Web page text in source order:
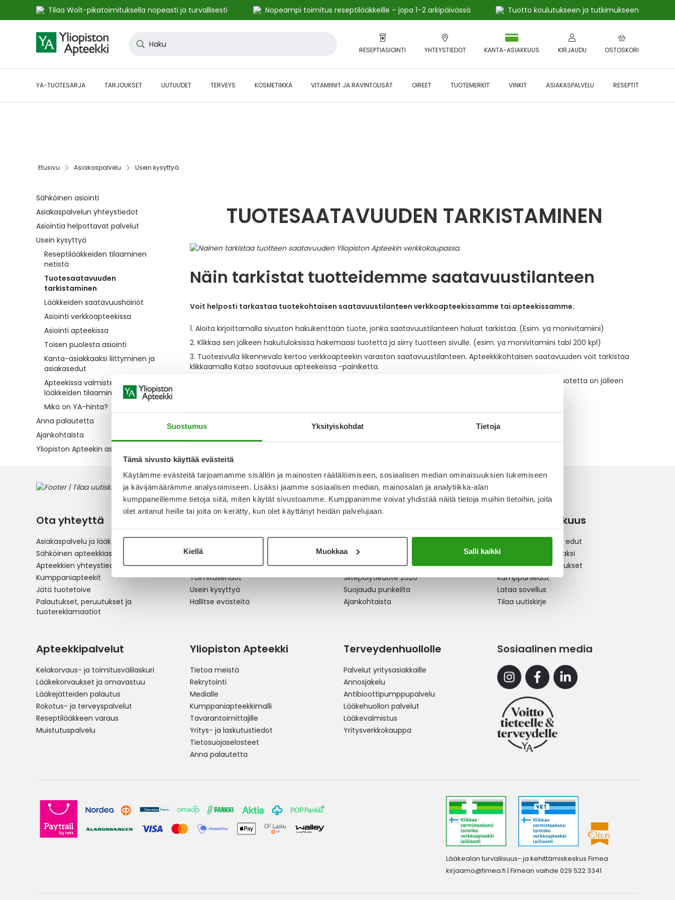
Suostumus Yksityiskohdat Tietoja
Tämä sivusto käyttää evästeitä
Käytämme evästeitä tarjoamamme sisällön ja mainosten räätälöimiseen, sosiaalisen median ominaisuuksien tukemiseen
ja kävijämäärämme analysoimiseen. Lisäksi jaamme sosiaalisen median, mainosalan ja analytiikka-alan
kumppaneillemme tietoja siitä, miten käytät sivustoamme. Kumppanimme voivat yhdistää näitä tietoja muihin tietoihin, joita
olet antanut heille tai joita on kerätty, kun olet käyttänyt heidän palvelujaan.
Kiellä Muokkaa Salli kaikki
Tilaa Wolt-pikatoimituksella nopeasti ja turvallisesti Nopeampi toimitus reseptilääkkeille – jopa 1–2 arkipäivässä
Tuotto koulutukseen ja tutkimukseen
to
Content
RESEPTIASIOINTI YHTEYSTIEDOT OSTOSKORI
KANTA-ASIAKKUUS KIRJAUDU
YA-TUOTESARJA TARJOUKSET UUTUUDET TERVEYS KOSMETIIKKA VITAMIINIT JA RAVINTOLISÄT OIREET TUOTEMERKIT VINKIT ASIAKASPALVELU RESEPTIT
Etusivu Asiakaspalvelu Usein kysyttyä
Sähköinen asiointi
Asiakaspalvelun yhteystiedot
Asiointia helpottavat palvelut
Usein kysyttyä
Reseptilääkkeiden tilaaminen
netistä
Tuotesaatavuuden
tarkistaminen
Lääkkeiden saatavuushäiriöt
Asiointi verkkoapteekissa
Asiointi apteekissa
Toisen puolesta asiointi
Kanta-asiakkaaksi liittyminen ja
asiakasedut
Apteekissa valmistettavien
lääkkeiden tilaaminen
Mikä on YA-hinta?
Anna palautetta
Ajankohtaista
Yliopiston Apteekin asiantuntijat
TUOTESAATAVUUDEN TARKISTAMINEN
Näin tarkistat tuotteidemme saatavuustilanteen
Voit helposti tarkastaa tuotekohtaisen saatavuustilanteen verkkoapteekissamme tai apteekissamme.
Aloita kirjoittamalla sivuston hakukenttään tuote, jonka saatavuustilanteen haluat tarkistaa. (Esim. ya monivitamiini)
Klikkaa sen jälkeen hakutuloksissa hakemaasi tuotetta ja siirry tuotteen sivulle. (esim. ya monivitamiini tabl 200 kpl)
Tuotesivulla liikennevalo kertoo verkkoapteekin varaston saatavuustilanteen. Apteekkikohtaisen saatavuuden voit tarkistaa
klikkaamalla Katso saatavuus apteekeissa -painiketta.
Mikäli tuote on verkkoapteekistamme loppu, voit tilata sähköpostiisi ilmoituksen. Saat ilmoituksen, kun tuotetta on jälleen
Tiesithän, että voit tarkistaa myös lääkkeiden saatavuushäiriöt helposti verkkoapteekissamme?
Ota yhteyttä
Asiakaspalvelu ja lääkeneuvonta
Sähköinen apteekkiasiointi
Apteekkien yhteystiedot
Kumppaniapteekit
Jätä tuotetoive
Palautukset, peruutukset ja
tuotereklamaatiot
Reseptilääkkeet netistä
Yleistä verkkoapteekista
Maksu- ja toimitustavat
Toimitusehdot
Usein kysyttyä
Hallitse evästeitä
Itsehoitolääkkeet
Hyvinvointituotteet
Siitepölytiedote 2026
Suojaudu punkeilta
Ajankohtaista
Kanta-asiakkuus
Kanta-asiakkuus ja edut
Liity kanta-asiakkaaksi
Kanta-asiakastarjoukset
Kumppaniedut
Lataa sovellus
Tilaa uutiskirje
Apteekkipalvelut
Kelakorvaus- ja toimitusvälilaskuri
Lääkekorvaukset ja omavastuu
Lääkejätteiden palautus
Rokotus- ja terveyspalvelut
Reseptilääkkeen varaus
Muistutuspalvelu
Yliopiston Apteekki
Tietoa meistä
Rekrytointi
Medialle
Kumppaniapteekkimalli
Tavarantoimittajille
Yritys- ja laskutustiedot
Tietosuojaselosteet
Anna palautetta
Terveydenhuollolle
Palvelut yritysasiakkaille
Annosjakelu
Antibioottipumppupalvelu
Lääkehuollon palvelut
Lääkevalmistus
Yritysverkkokauppa
Sosiaalinen media
InstagramFacebookLinkedin
Lääkealan turvallisuus- ja kehittämiskeskus Fimea
kirjaamo@fimea.fi | Fimean vaihde 029 522 3341